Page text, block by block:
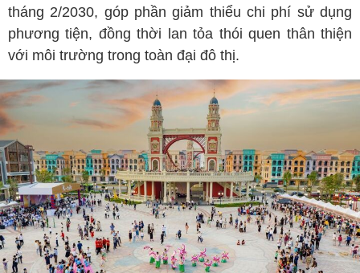
tháng 2/2030, góp phần giảm thiểu chi phí sử dụng
phương tiện, đồng thời lan tỏa thói quen thân thiện
với môi trường trong toàn đại đô thị.